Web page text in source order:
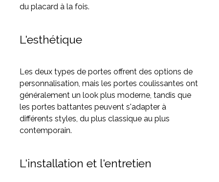
du placard à la fois.
L'esthétique
Les deux types de portes offrent des options de
personnalisation, mais les portes coulissantes ont
généralement un look plus moderne, tandis que
les portes battantes peuvent s'adapter à
différents styles, du plus classique au plus
contemporain.
L'installation et l'entretien